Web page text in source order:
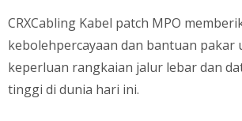
CRXCabling Kabel patch MPO
kebolehpercayaan dan bantuan pakar
keperluan rangkaian jalur lebar dan
tinggi di dunia hari ini.